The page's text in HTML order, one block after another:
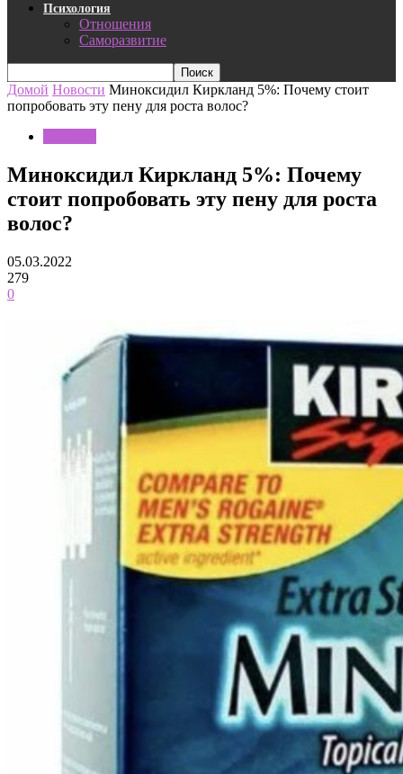
Психология
Отношения
Саморазвитие
Домой Новости Миноксидил Киркланд 5%: Почему стоит
попробовать эту пену для роста волос?
Миноксидил Киркланд 5%: Почему
стоит попробовать эту пену для роста
волос?
05.03.2022
279
0